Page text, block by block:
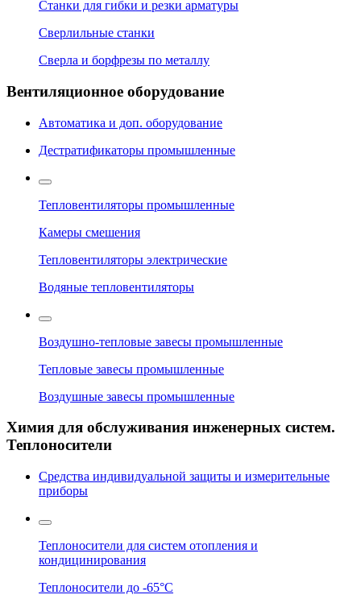
Станки для гибки и резки арматуры
Сверлильные станки
Сверла и борфрезы по металлу
Вентиляционное оборудование
Автоматика и доп. оборудование
Дестратификаторы промышленные
Тепловентиляторы промышленные
Камеры смешения
Тепловентиляторы электрические
Водяные тепловентиляторы
Воздушно-тепловые завесы промышленные
Тепловые завесы промышленные
Воздушные завесы промышленные
Химия для обслуживания инженерных систем.
Теплоносители
Средства индивидуальной защиты и измерительные
приборы
Теплоносители для систем отопления и
кондицинирования
Теплоносители до -65°C